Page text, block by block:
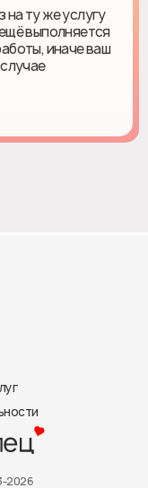
ту же услугу
выполняется
иначе ваш
2026